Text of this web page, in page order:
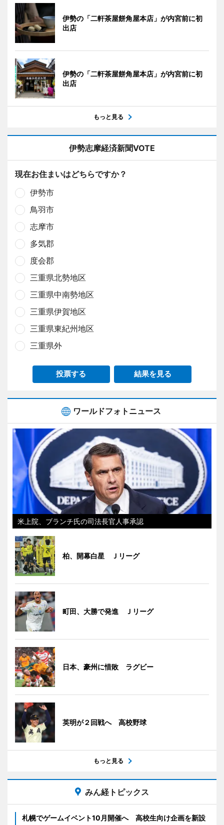
伊勢の「二軒茶屋餅角屋本店」が内宮前に初
出店
伊勢の「二軒茶屋餅角屋本店」が内宮前に初
出店
もっと見る
伊勢志摩経済新聞VOTE
現在お住まいはどちらですか？
伊勢市
鳥羽市
志摩市
多気郡
度会郡
三重県北勢地区
三重県中南勢地区
三重県伊賀地区
三重県東紀州地区
三重県外
投票する 結果を見る
ワールドフォトニュース
米上院、ブランチ氏の司法長官人事承認
柏、開幕白星 Ｊリーグ
町田、大勝で発進 Ｊリーグ
日本、豪州に惜敗 ラグビー
英明が２回戦へ 高校野球
もっと見る
みん経トピックス
札幌でゲームイベント10月開催へ 高校生向け企画を新設